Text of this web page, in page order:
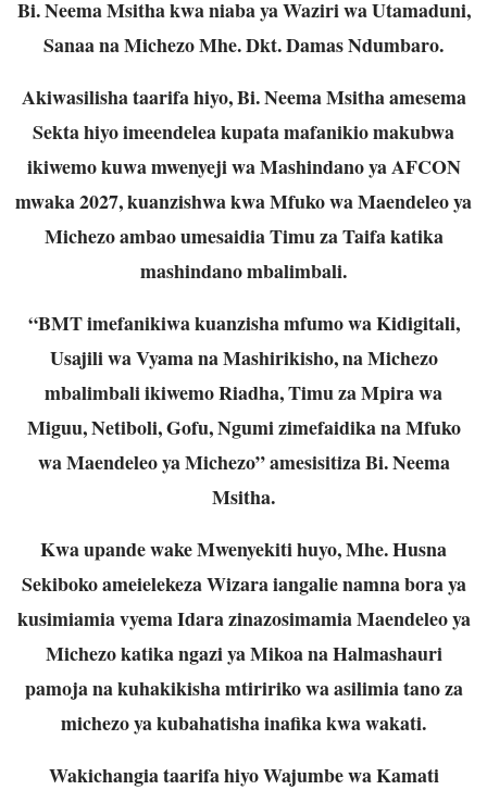
Bi. Neema Msitha kwa niaba ya Waziri wa Utamaduni,
Sanaa na Michezo Mhe. Dkt. Damas Ndumbaro.
Akiwasilisha taarifa hiyo, Bi. Neema Msitha amesema
Sekta hiyo imeendelea kupata mafanikio makubwa
ikiwemo kuwa mwenyeji wa Mashindano ya AFCON
mwaka 2027, kuanzishwa kwa Mfuko wa Maendeleo ya
Michezo ambao umesaidia Timu za Taifa katika
mashindano mbalimbali.
“BMT imefanikiwa kuanzisha mfumo wa Kidigitali,
Usajili wa Vyama na Mashirikisho, na Michezo
mbalimbali ikiwemo Riadha, Timu za Mpira wa
Miguu, Netiboli, Gofu, Ngumi zimefaidika na Mfuko
wa Maendeleo ya Michezo” amesisitiza Bi. Neema
Msitha.
Kwa upande wake Mwenyekiti huyo, Mhe. Husna
Sekiboko ameielekeza Wizara iangalie namna bora ya
kusimiamia vyema Idara zinazosimamia Maendeleo ya
Michezo katika ngazi ya Mikoa na Halmashauri
pamoja na kuhakikisha mtiririko wa asilimia tano za
michezo ya kubahatisha inafika kwa wakati.
Wakichangia taarifa hiyo Wajumbe wa Kamati